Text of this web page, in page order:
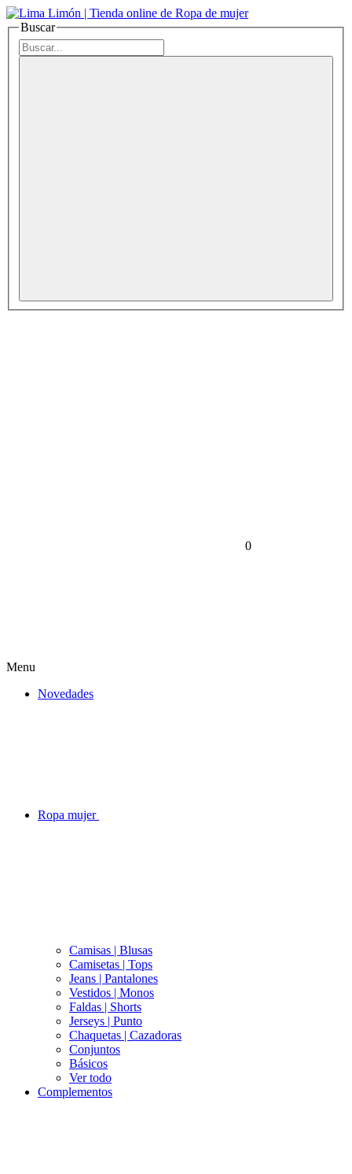
Buscar
0
Menu
Novedades
Ropa mujer
Camisas | Blusas
Camisetas | Tops
Jeans | Pantalones
Vestidos | Monos
Faldas | Shorts
Jerseys | Punto
Chaquetas | Cazadoras
Conjuntos
Básicos
Ver todo
Complementos